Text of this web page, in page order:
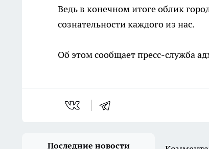
Ведь в конечном итоге облик
сознательности каждого из нас.
Об этом сообщает пресс-служба
Последние новости